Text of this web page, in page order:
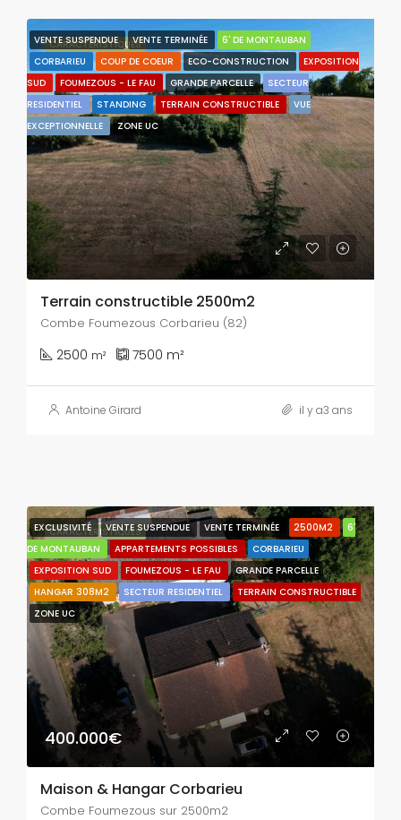
CARACTÉRISTIQUES
VENTE SUSPENDUE VENTE TERMINÉE
6' DE MONTAUBAN
CORBARIEU
COUP DE COEUR ECO-CONSTRUCTION
EXPOSITION
SUD
FOUMEZOUS - LE FAU GRANDE PARCELLE
SECTEUR
RESIDENTIEL
STANDING TERRAIN CONSTRUCTIBLE
VUE
EXCEPTIONNELLE
ZONE UC
Terrain constructible 2500m2
Combe Foumezous Corbarieu (82)
2500 m² 7500 m²
Antoine Girard il y a3 ans
CARACTÉRISTIQUES
EXCLUSIVITÉ VENTE SUSPENDUE VENTE TERMINÉE 2500M2
6'
DE MONTAUBAN
APPARTEMENTS POSSIBLES
CORBARIEU
EXPOSITION SUD
FOUMEZOUS - LE FAU
GRANDE PARCELLE
HANGAR 308M2
SECTEUR RESIDENTIEL
TERRAIN CONSTRUCTIBLE
ZONE UC
400.000€
Maison & Hangar Corbarieu
Combe Foumezous sur 2500m2